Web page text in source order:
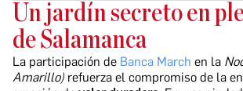
Un jardín secreto en
de Salamanca
La participación de Banca March en la
Amarillo) refuerza el compromiso de la